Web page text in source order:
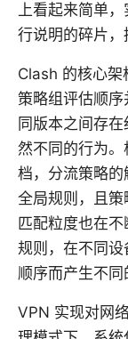
上看起来简单
行说明的碎片，
Clash 的核心架
策略组评估顺
同版本之间存
然不同的行为
档，分流策略
全局规则，且
匹配粒度也在
规则，在不同
顺序而产生不同
VPN 实现对网